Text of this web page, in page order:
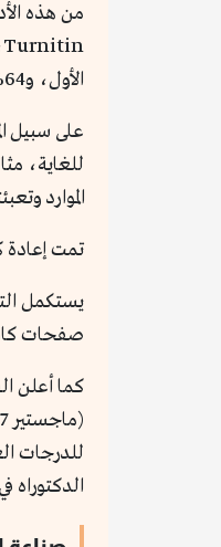
من هذه
الأول، و64% في المسح الثاني.
للغاية،
الموارد
تمت إعادة
يستكمل
صفحات
كما أعلن
للدرجات
الدكتوراه